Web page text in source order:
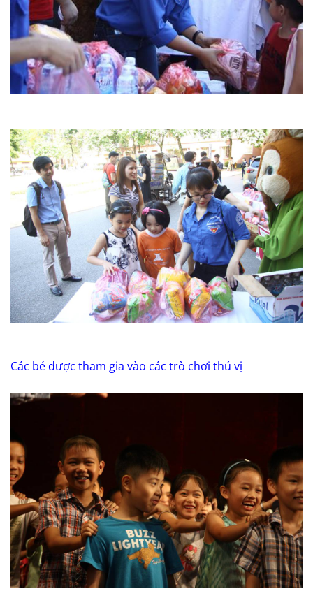
Các bé được tham gia vào các trò chơi thú vị